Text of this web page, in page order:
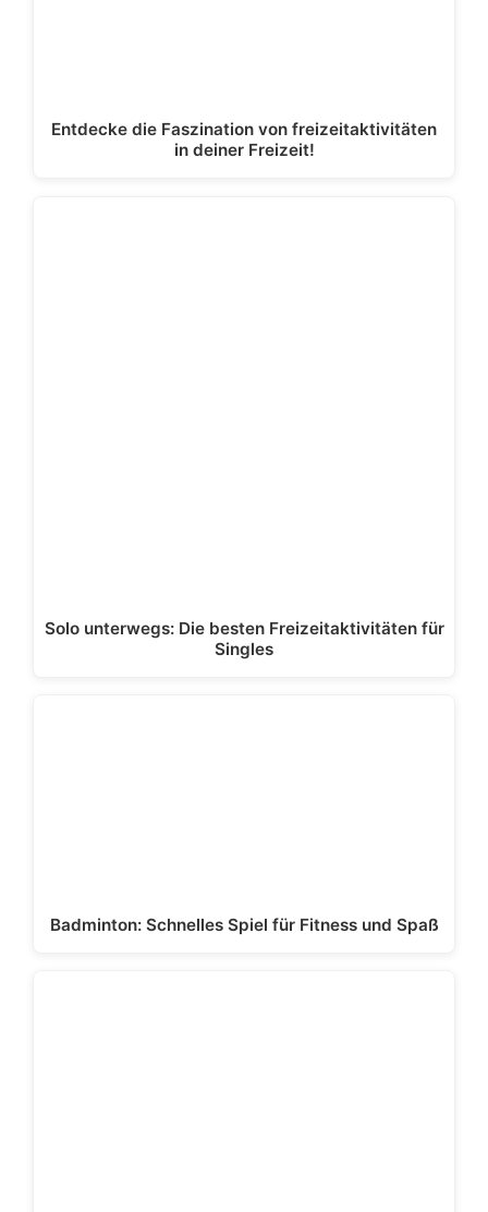
Entdecke die Faszination von freizeitaktivitäten
in deiner Freizeit!
Solo unterwegs: Die besten Freizeitaktivitäten für
Singles
Badminton: Schnelles Spiel für Fitness und Spaß